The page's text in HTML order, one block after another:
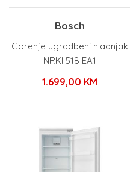
KM.
Bosch
Gorenje ugradbeni hladnjak
NRKI 518 EA1
1.699,00 KM